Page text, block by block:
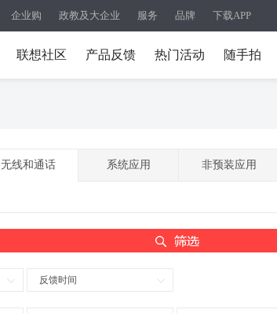
企业购 政教及大企业 服务 品牌 下载APP
联想社区 产品反馈 热门活动 随手拍
无线和通话 系统应用 非预装应用
反馈时间